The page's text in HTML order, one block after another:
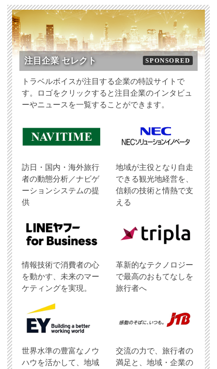
注目企業 セレクト SPONSORED
トラベルボイスが注目する企業の特設サイトで
す。ロゴをクリックすると注目企業のインタビュ
ーやニュースを一覧することができます。
訪日・国内・海外旅行
者の動態分析／ナビゲ
ーションシステムの提
供
地域が主役となり自走
できる観光地経営を、
信頼の技術と情熱で支
える
情報技術で消費者の心
を動かす、未来のマー
ケティングを実現。
革新的なテクノロジー
で最高のおもてなしを
旅行者へ
世界水準の豊富なノウ
ハウを活かして、地域
交流の力で、旅行者の
満足と、地域・企業の